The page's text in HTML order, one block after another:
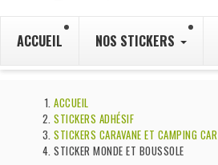
ACCUEIL NOS STICKERS
ACCUEIL
STICKERS ADHÉSIF
STICKERS CARAVANE ET CAMPING CAR
STICKER MONDE ET BOUSSOLE